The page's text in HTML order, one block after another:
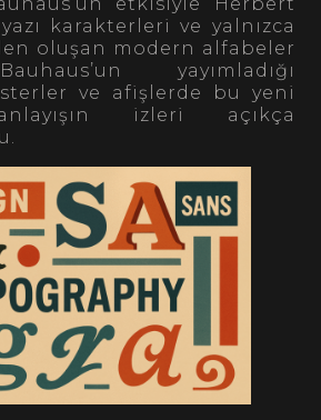
karakterleri ve yalnızca
oluşan modern alfabeler
yayımladığı
ve afişlerde bu yeni
izleri açıkça